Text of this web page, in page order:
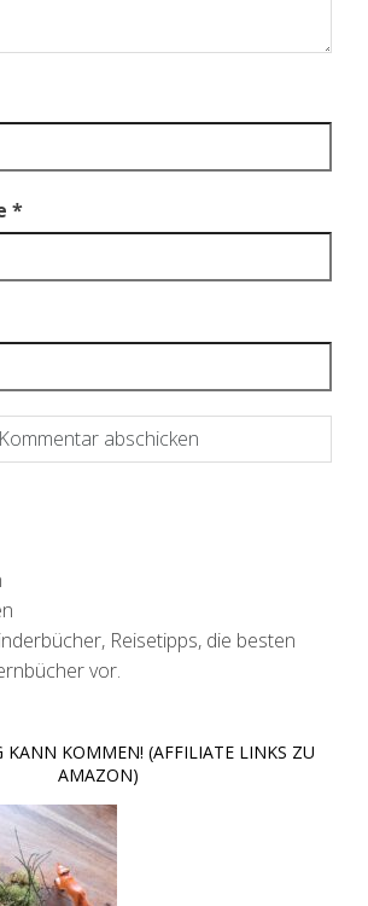
*
Reisetipps, die besten
vor.
KANN KOMMEN! (AFFILIATE LINKS ZU
AMAZON)